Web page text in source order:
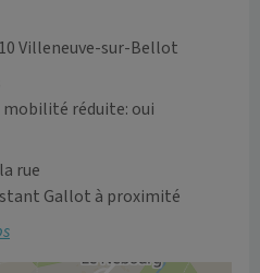
Villeneuve-sur-Bellot
mobilité réduite: oui
rue
Gallot à proximité